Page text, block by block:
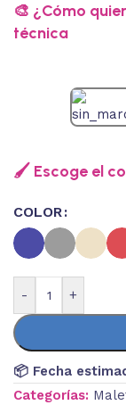
🎨 ¿Cómo
técnica
🖌️ Escoge el
COLOR
- +
📦 Fecha
Categorías: